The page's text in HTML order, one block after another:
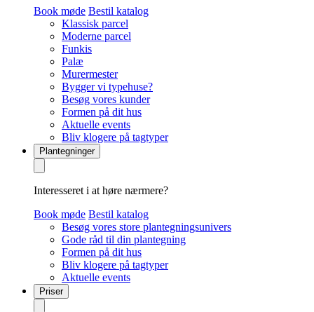
Book møde Bestil katalog
Klassisk parcel
Moderne parcel
Funkis
Palæ
Murermester
Bygger vi typehuse?
Besøg vores kunder
Formen på dit hus
Aktuelle events
Bliv klogere på tagtyper
Plantegninger
Interesseret i at høre nærmere?
Book møde Bestil katalog
Besøg vores store plantegningsunivers
Gode råd til din plantegning
Formen på dit hus
Bliv klogere på tagtyper
Aktuelle events
Priser